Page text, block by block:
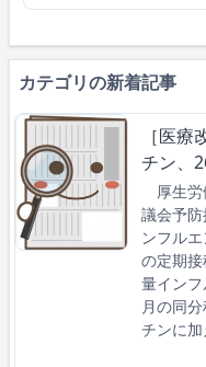
カテゴリの新着記事
［医
チン、
厚生労
議会予
ンフル
の定期
量イン
月の同
チンに